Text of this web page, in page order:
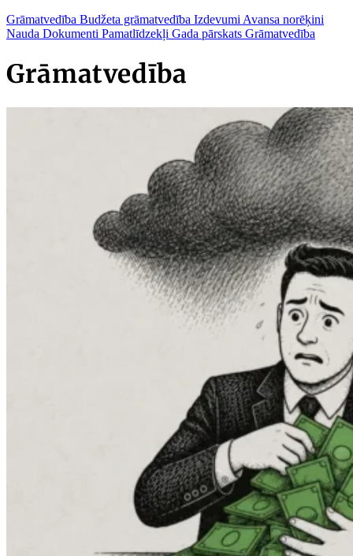
Grāmatvedība Budžeta grāmatvedība Izdevumi Avansa norēķini
Nauda Dokumenti Pamatlīdzekļi Gada pārskats Grāmatvedība
Grāmatvedība